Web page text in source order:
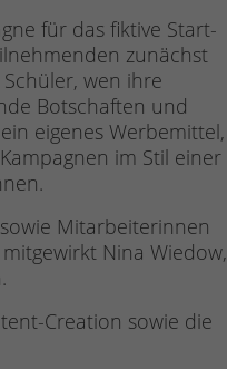
für das fiktive Start-
zunächst
wen ihre
Botschaften und
eigenes Werbemittel,
im Stil einer
Mitarbeiterinnen
Nina Wiedow,
Creation sowie die